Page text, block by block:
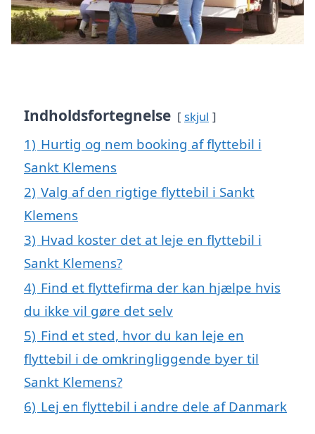
Indholdsfortegnelse skjul
1) Hurtig og nem booking af flyttebil i
Sankt Klemens
2) Valg af den rigtige flyttebil i Sankt
Klemens
3) Hvad koster det at leje en flyttebil i
Sankt Klemens?
4) Find et flyttefirma der kan hjælpe hvis
du ikke vil gøre det selv
5) Find et sted, hvor du kan leje en
flyttebil i de omkringliggende byer til
Sankt Klemens?
6) Lej en flyttebil i andre dele af Danmark